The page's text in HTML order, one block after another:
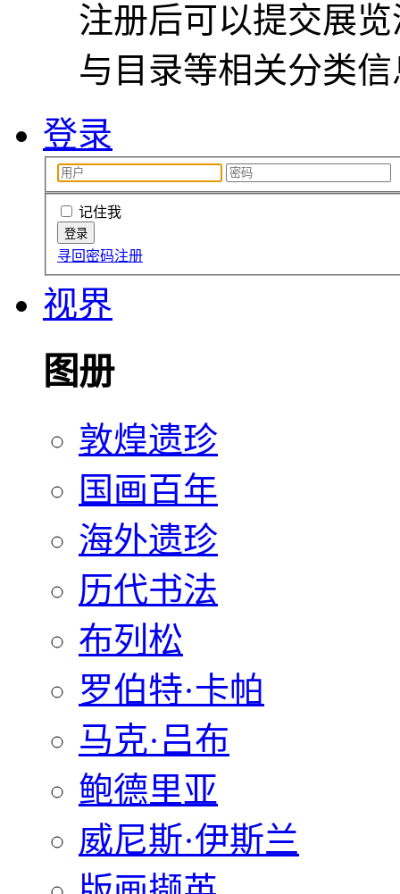
注册后可以提交展
与目录等相关分类
登录
记住我
寻回密码注册
视界
图册
敦煌遗珍
国画百年
海外遗珍
历代书法
布列松
罗伯特·卡帕
马克·吕布
鲍德里亚
威尼斯·伊斯兰